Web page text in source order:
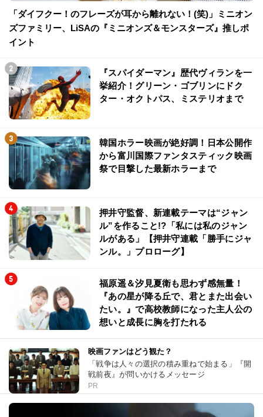
「ダイフクー！のフレーズが耳から離れない！(笑)」ミニオン
ズファミリー、LiSAの『ミニオンズ＆モンスターズ』推しポ
イント
『スパイダーマン』歴代ヴィランを一
挙紹介！グリーン・ゴブリンにドク
ター・オクトパス、ミステリオまで
韓国ホラー映画が絶好調！日本公開作
から富川国際ファンタスティック映画
祭で目撃した最新ホラーまで
押井守監督、新連載テーマは“ジャン
ル”を作ること!?「私には私のジャン
ルがある」【押井守連載「勝手にジャ
ンル。」プロローグ】
福原遥＆汐見夏衛も思わず感無量！
『あの星が降る丘で、君とまた出会い
たい。』で高校教師になった主人公の
想いと成長に胸を打たれる
映画ファンはどう観た？
「戦争は人々の選択の積み重ねで始まる」『開
戦前夜』が問いかけるメッセージ
PR